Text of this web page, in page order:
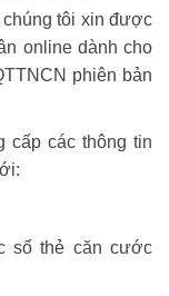
tôi xin được
online dành cho
phiên bản
cấp các thông tin
số thẻ căn cước